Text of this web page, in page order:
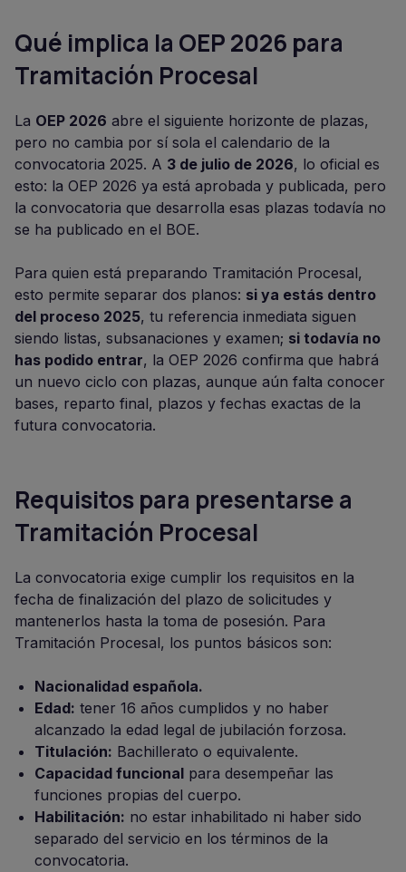
Qué implica la OEP 2026 para
Tramitación Procesal
La OEP 2026 abre el siguiente horizonte de plazas,
pero no cambia por sí sola el calendario de la
convocatoria 2025. A 3 de julio de 2026, lo oficial es
esto: la OEP 2026 ya está aprobada y publicada, pero
la convocatoria que desarrolla esas plazas todavía no
se ha publicado en el BOE.
Para quien está preparando Tramitación Procesal,
esto permite separar dos planos: si ya estás dentro
del proceso 2025, tu referencia inmediata siguen
siendo listas, subsanaciones y examen; si todavía no
has podido entrar, la OEP 2026 confirma que habrá
un nuevo ciclo con plazas, aunque aún falta conocer
bases, reparto final, plazos y fechas exactas de la
futura convocatoria.
Requisitos para presentarse a
Tramitación Procesal
La convocatoria exige cumplir los requisitos en la
fecha de finalización del plazo de solicitudes y
mantenerlos hasta la toma de posesión. Para
Tramitación Procesal, los puntos básicos son:
Nacionalidad española.
Edad: tener 16 años cumplidos y no haber
alcanzado la edad legal de jubilación forzosa.
Titulación: Bachillerato o equivalente.
Capacidad funcional para desempeñar las
funciones propias del cuerpo.
Habilitación: no estar inhabilitado ni haber sido
separado del servicio en los términos de la
convocatoria.